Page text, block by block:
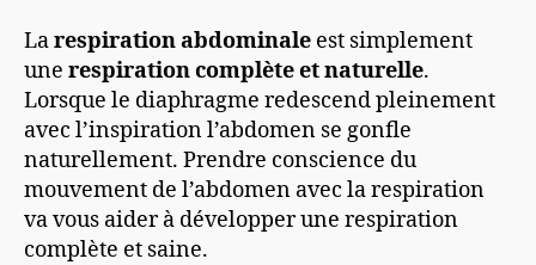
Larespiration abdominale est simplement
une respiration complète et naturelle.
Lorsque le diaphragme redescend pleinement
avec l’inspiration l’abdomen se gonfle
naturellement. Prendre conscience du
mouvement de l’abdomen avec la respiration
va vous aider à développer une respiration
complète et saine.